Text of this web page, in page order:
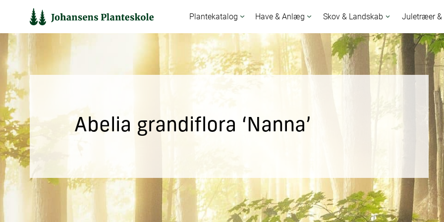
Plantekatalog Have & Anlæg Skov & Landskab Juletræer &
Abelia grandiflora ‘Nanna’